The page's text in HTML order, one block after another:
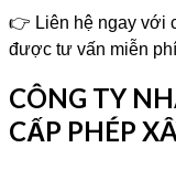
👉 Liên hệ ngay với
được tư vấn miễn phí
CÔNG TY
CẤP PHÉP